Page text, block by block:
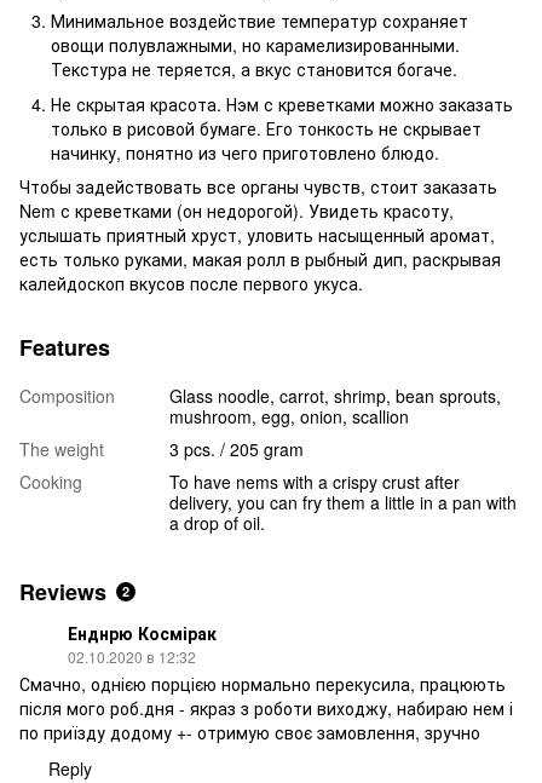
Минимальное воздействие температур сохраняет
овощи полувлажными, но карамелизированными.
Текстура не теряется, а вкус становится богаче.
Не скрытая красота. Нэм с креветками можно заказать
только в рисовой бумаге. Его тонкость не скрывает
начинку, понятно из чего приготовлено блюдо.
Чтобы задействовать все органы чувств, стоит заказать
Nem с креветками (он недорогой). Увидеть красоту,
услышать приятный хруст, уловить насыщенный аромат,
есть только руками, макая ролл в рыбный дип, раскрывая
калейдоскоп вкусов после первого укуса.
Features
Composition
Glass noodle, carrot, shrimp, bean sprouts,
mushroom, egg, onion, scallion
The weight
3 pcs. / 205 gram
Cooking
To have nems with a crispy crust after
delivery, you can fry them a little in a pan with
a drop of oil.
Reviews 2
Енднрю Космірак
02.10.2020 в 12:32
Смачно, однією порцією нормально перекусила, працюють
після мого роб.дня - якраз з роботи виходжу, набираю нем і
по приїзду додому +- отримую своє замовлення, зручно
Reply